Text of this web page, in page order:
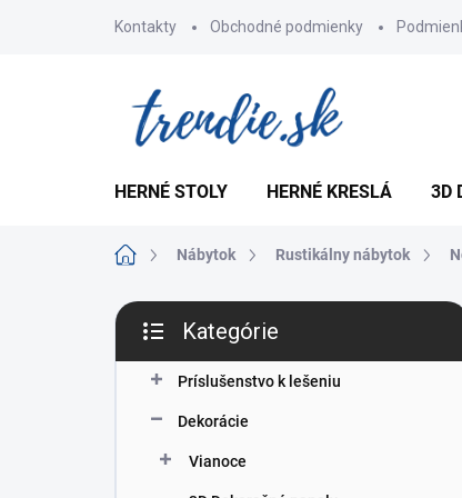
Kontakty Obchodné podmienky
HERNÉ STOLY HERNÉ KRESLÁ 3D
DomovNábytok Rustikálny nábytok
B
č
kategórie
Kategórie
Príslušenstvo k lešeniu
Dekorácie
Vianoce